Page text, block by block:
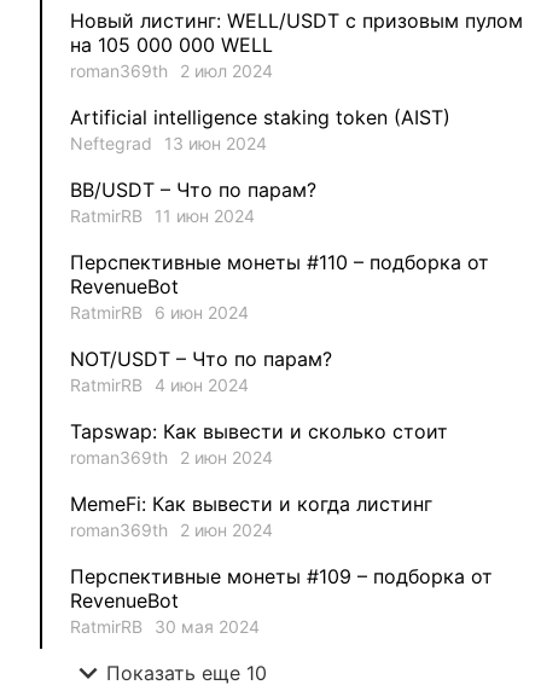
Jevick 1
MysticalEnergyNFT 1
DecimalChain 1
Ksenia 1
METAMINECRAFT
Kate_AAX 1
Новый листинг: WELL/USDT с призовым пулом
на 105 000 000 WELL
roman369th 2 июл 2024
Artificial intelligence staking token (AIST)
Neftegrad 13 июн 2024
BB/USDT – Что по парам?
RatmirRB 11 июн 2024
Перспективные монеты #110 – подборка от
RevenueBot
RatmirRB 6 июн 2024
NOT/USDT – Что по парам?
RatmirRB 4 июн 2024
Tapswap: Как вывести и сколько стоит
roman369th 2 июн 2024
MemeFi: Как вывести и когда листинг
roman369th 2 июн 2024
Перспективные монеты #109 – подборка от
RevenueBot
RatmirRB 30 мая 2024
expand_more Показать еще 10